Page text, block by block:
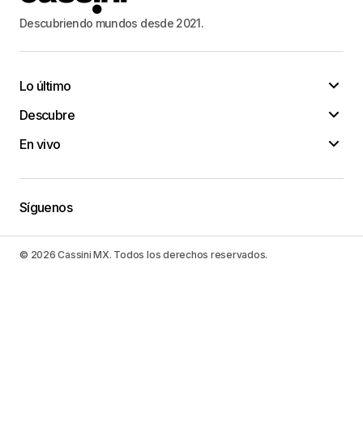
Descubriendo mundos desde 2021.
Lo último
Descubre
En vivo
Síguenos
© 2026 Cassini MX. Todos los derechos reservados.